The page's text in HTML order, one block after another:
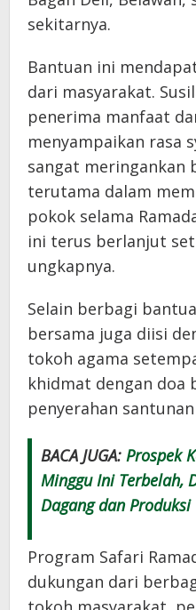
sekitarnya.
Bantuan ini
dari masyarakat.
penerima manfaat
menyampaikan rasa
sangat meringankan
terutama dalam
pokok selama
ini terus berlanjut
ungkapnya.
Selain berbagi
bersama juga diisi
tokoh agama
khidmat dengan doa
penyerahan
BACA JUGA: Prospek
Minggu Ini Terbelah,
Dagang dan Produksi
Program Safari
dukungan dari